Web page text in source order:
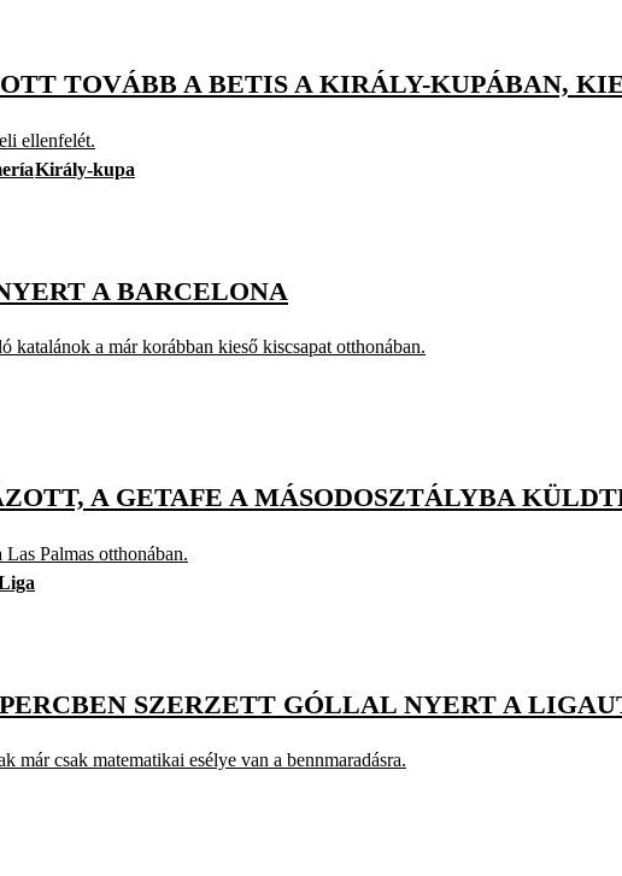
TOVÁBB A BETIS A KIRÁLY-KUPÁBAN,
ellenfelét.
Király-kupa
A BARCELONA
katalánok a már korábban kieső kiscsapat otthonában.
A GETAFE A MÁSODOSZTÁLYBA
Palmas otthonában.
SZERZETT GÓLLAL NYERT A
már csak matematikai esélye van a bennmaradásra.